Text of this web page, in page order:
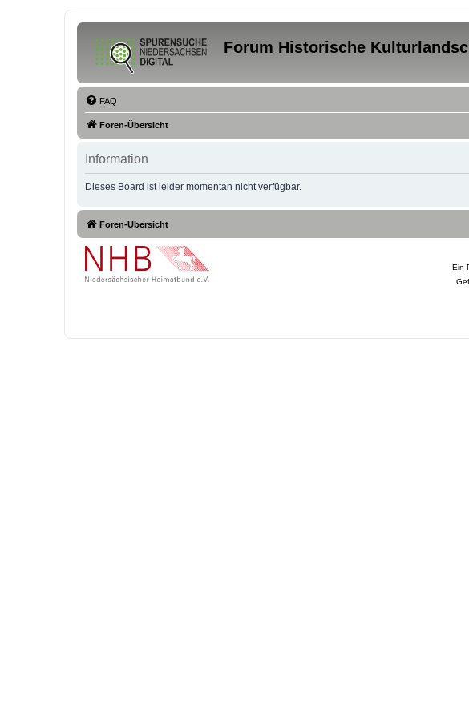
Forum Historische
FAQ
Foren-Übersicht
Information
Dieses Board ist leider momentan nicht verfügbar.
Foren-Übersicht
Ein